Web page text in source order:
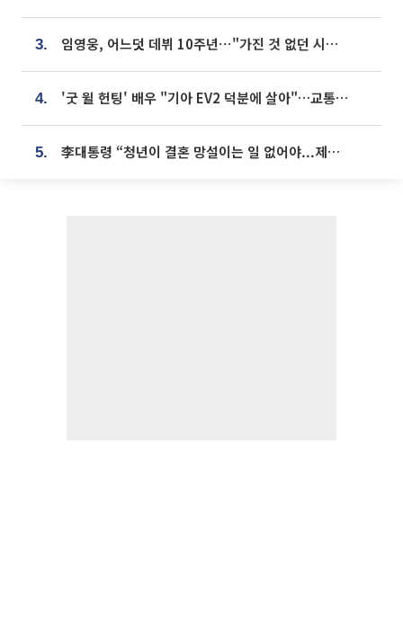
3. 임영웅, 어느덧 데뷔 10주년⋯"가진 것 없던 시절, 내 앞엔 20명의 팬뿐"
4. '굿 윌 헌팅' 배우 "기아 EV2 덕분에 살아"…교통사고 후 안전성 극찬
5. 李대통령 “청년이 결혼 망설이는 일 없어야...제도상 불이익 조사”